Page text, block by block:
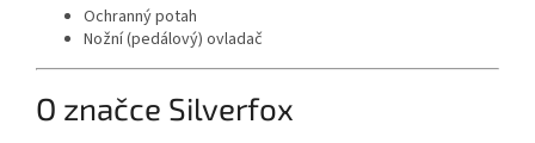
Ochranný potah
Nožní (pedálový) ovladač
O značce Silverfox